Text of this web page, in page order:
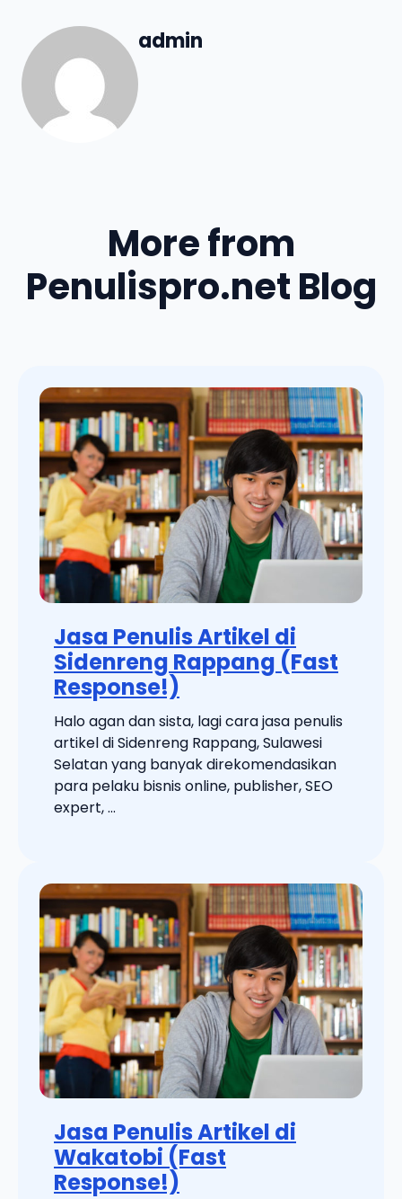
admin
More from
Penulispro.net Blog
Jasa Penulis Artikel di
Sidenreng Rappang (Fast
Response!)
Halo agan dan sista, lagi cara jasa penulis
artikel di Sidenreng Rappang, Sulawesi
Selatan yang banyak direkomendasikan
para pelaku bisnis online, publisher, SEO
expert, ...
Jasa Penulis Artikel di
Wakatobi (Fast
Response!)